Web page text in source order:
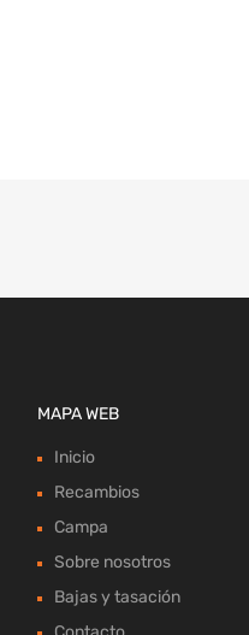
MAPA WEB
Inicio
Recambios
Campa
Sobre nosotros
Bajas y tasación